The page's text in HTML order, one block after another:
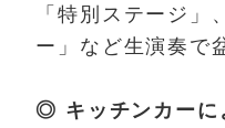
「特別ステージ」
ー」など生演奏で
◎ キッチンカーに